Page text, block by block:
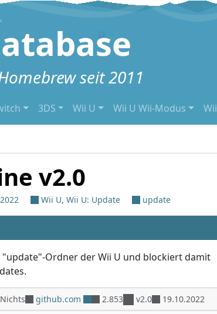
seit 2011
3DS Wii U Wii U Wii-Modus Wii
v2.0
Wii U, Wii U: Update update
"update"-Ordner der Wii U und blockiert damit
github.com 2.853 v2.0 19.10.2022